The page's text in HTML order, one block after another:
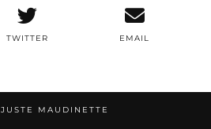
TWITTER EMAIL
JUSTE MAUDINETTE